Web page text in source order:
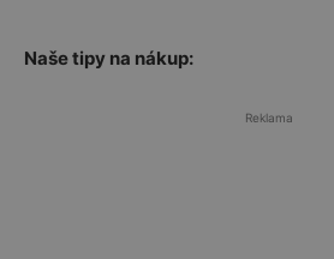
Naše tipy na nákup:
Reklama